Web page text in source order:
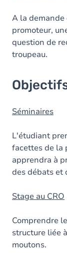
A la demande
promoteur,
question de
troupeau.
Séminaires
L'étudiant
facettes de la
apprendra à
des débats et
Stage au CRO
Comprendre
structure liée
moutons.